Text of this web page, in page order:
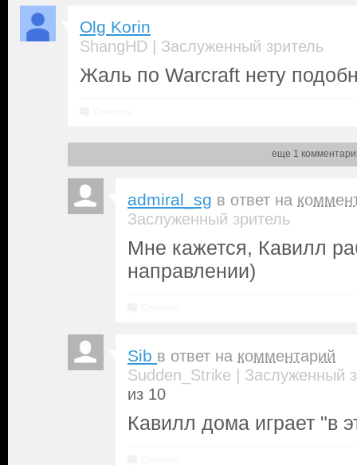
Olg Korin
ShangHD | Заслуженный зритель
Жаль по Warcraft нету
еще 1
admiral_sg в ответ на
Заслуженный зритель
Мне кажется, Кавилл
направлении)
Sib в ответ на комментарий
Sudden_Strike | Заслуженный
из 10
Кавилл дома играет "в